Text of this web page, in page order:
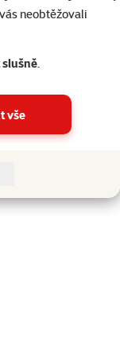
neobtěžovali
.
vše